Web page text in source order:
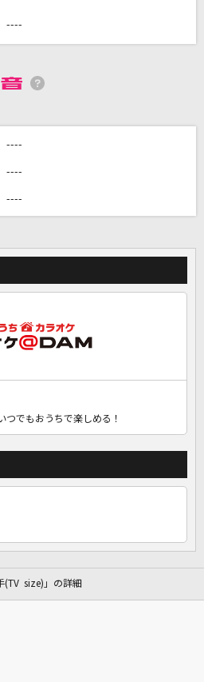
一緒に！練習にも！
----
----
----
----
つでもおうちで楽しめる！
(TV size)」の詳細